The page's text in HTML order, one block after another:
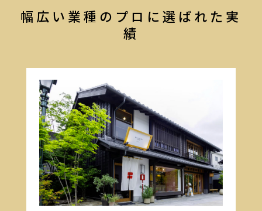
幅広い業種のプロに選ばれた実
績